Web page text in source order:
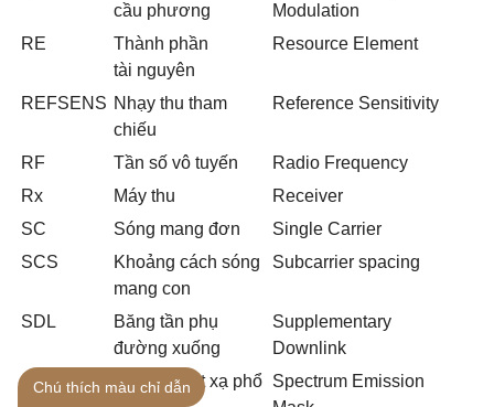
cầu phương
Modulation
RE
Thành phần
tài nguyên
Resource Element
REFSENS Nhạy thu tham
chiếu
Reference Sensitivity
RF Tần số vô tuyến
Radio Frequency
Rx
Máy thu
Receiver
SC
Sóng mang đơn
Single Carrier
SCS
Khoảng cách sóng
mang con
Subcarrier spacing
SDL
Băng tần phụ
đường xuống
Supplementary
Downlink
SEM
Mặt nạ phát xạ phổ Spectrum Emission
Chú thích màu chỉ dẫn